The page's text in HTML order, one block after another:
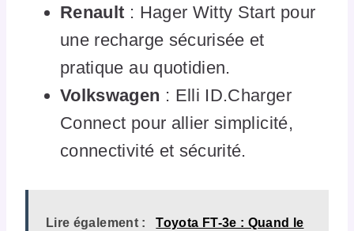
Renault : Hager Witty Start pour
une recharge sécurisée et
pratique au quotidien.
Volkswagen : Elli ID.Charger
Connect pour allier simplicité,
connectivité et sécurité.
Lire également : Toyota FT-3e : Quand le